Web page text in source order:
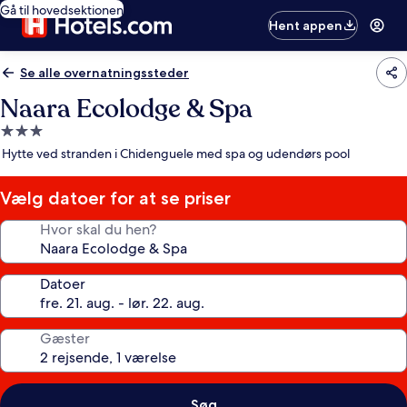
Gå til hovedsektionen
Hent appen
Se alle overnatningssteder
Naara Ecolodge & Spa
3.0-
stjernet
Hytte ved stranden i Chidenguele med spa og udendørs pool
Vælg datoer for at se priser
Hvor skal du hen?
Datoer
Gæster